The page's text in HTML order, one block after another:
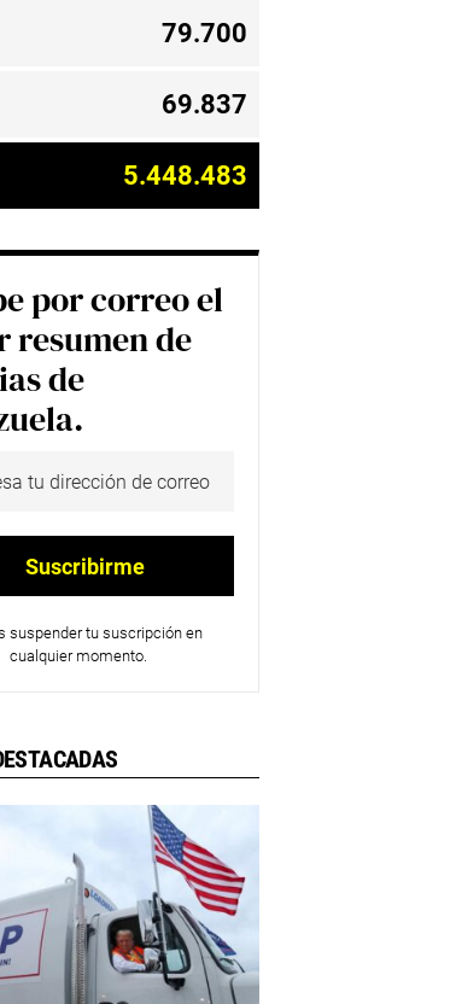
79.700
69.837
5.448.483
por correo el
resumen de
de
suspender tu suscripción en
cualquier momento.